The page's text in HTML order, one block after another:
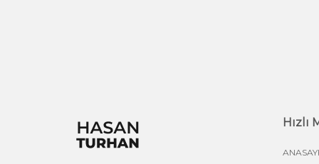
Hızlı